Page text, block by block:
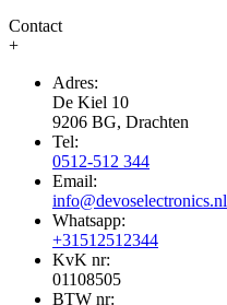
Contact
+
Adres:
De Kiel 10
9206 BG, Drachten
Tel:
0512-512 344
Email:
info@devoselectronics.nl
Whatsapp:
+31512512344
KvK nr:
01108505
BTW nr: